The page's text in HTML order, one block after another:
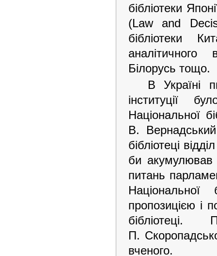
бібліотеки
(Law and
бібліотеки
аналітичного
Білорусь тощо.
В Україні
інституції
Національної
В.
бібліотеці
би акумулював
питань
Національної
пропозицією і
П.
вченого.